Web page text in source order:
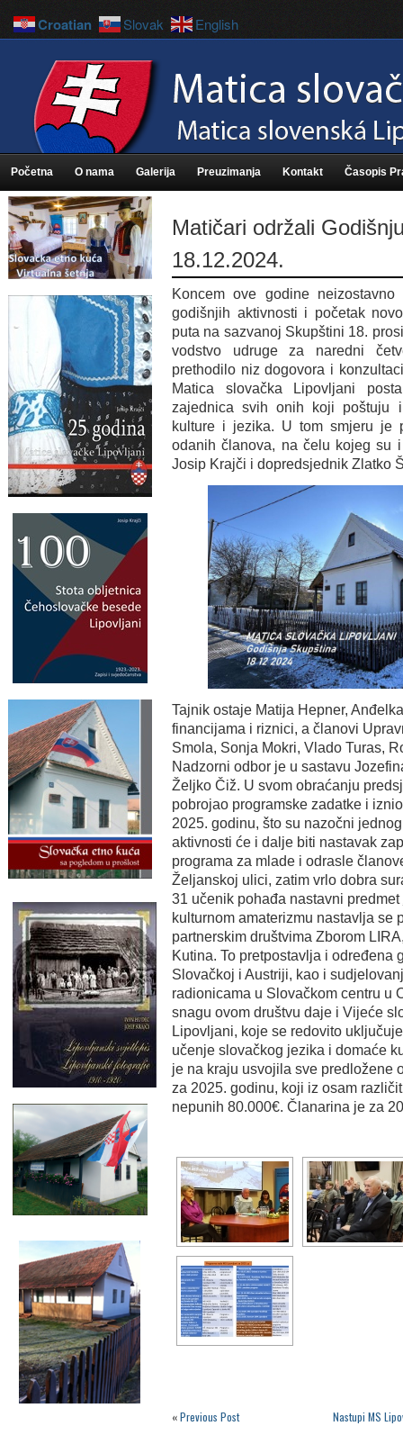
Početna O nama Galerija Preuzimanja Kontakt Časopis
Matičari održali
18.12.2024.
Koncem ove godine
godišnjih aktivnosti i početak
puta na sazvanoj Skupštini 18.
vodstvo udruge za naredni
prethodilo niz dogovora i
Matica slovačka Lipovljani
zajednica svih onih koji poštuju
kulture i jezika. U tom smjeru je
odanih članova, na čelu kojeg su
Josip Krajči i dopredsjednik Zlatko
Tajnik ostaje Matija Hepner,
financijama i riznici, a članovi
Smola, Sonja Mokri, Vlado Turas,
Nadzorni odbor je u sastavu
Željko Čiž. U svom obraćanju
pobrojao programske zadatke i
2025. godinu, što su nazočni
aktivnosti će i dalje biti nastavak
programa za mlade i odrasle
Željanskoj ulici, zatim vrlo dobra
31 učenik pohađa nastavni predmet
kulturnom amaterizmu nastavlja se
partnerskim društvima Zborom
Kutina. To pretpostavlja i određena
Slovačkoj i Austriji, kao i
radionicama u Slovačkom centru u
snagu ovom društvu daje i Vijeće
Lipovljani, koje se redovito
učenje slovačkog jezika i domaće
je na kraju usvojila sve predložene
za 2025. godinu, koji iz osam
nepunih 80.000€. Članarina je za
«Previous Post Nastupi MS
Croatian Slovak English